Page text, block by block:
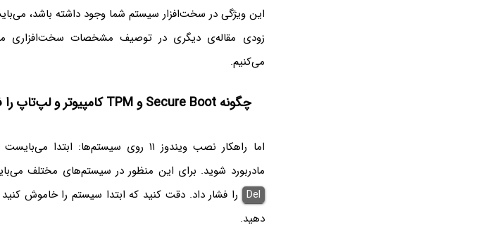
این ویژگی در سخت‌افزار سیستم شما وجود داشته باشد،
می‌کنیم.
چگونه Secure Boot و TPM کامپیوتر و لپ‌تاپ را فعال کنیم؟
اما راهکار نصب ویندوز ۱۱ روی
مادربورد شوید. برای این منظور در سیستم‌های مختلف
Del را فشار داد. دقت کنید که ابتدا سیستم را خاموش
دهید.